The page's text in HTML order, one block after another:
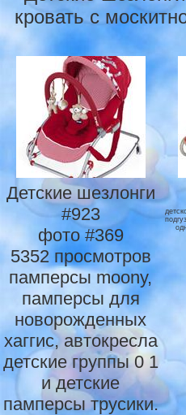
кровать с
Детские шезлонги
#923
фото #369
5352 просмотров
памперсы moony,
памперсы для
новорожденных
хаггис, автокресла
детские группы 0 1
и детские
памперсы трусики.